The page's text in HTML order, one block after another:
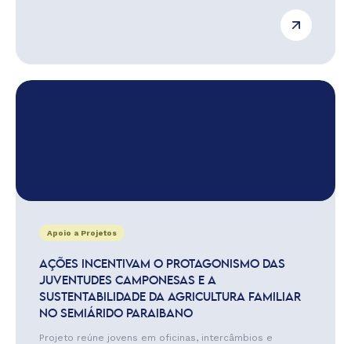
Apoio a Projetos
AÇÕES INCENTIVAM O PROTAGONISMO DAS
JUVENTUDES CAMPONESAS E A
SUSTENTABILIDADE DA AGRICULTURA FAMILIAR
NO SEMIÁRIDO PARAIBANO
Projeto reúne jovens em oficinas, intercâmbios e